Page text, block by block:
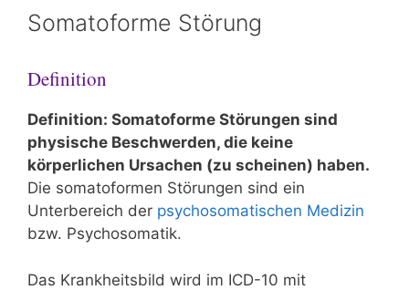
Somatoforme Störung
Definition
Definition: Somatoforme Störungen sind
physische Beschwerden, die keine
körperlichen Ursachen (zu scheinen) haben.
Die somatoformen Störungen sind ein
Unterbereich der psychosomatischen Medizin
bzw. Psychosomatik.
Das Krankheitsbild wird im ICD-10 mit